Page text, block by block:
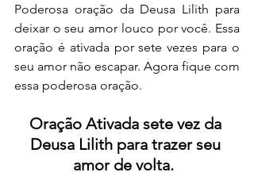
Poderosa oração da Deusa Lilith para
deixar o seu amor louco por você. Essa
oração é ativada por sete vezes para o
seu amor não escapar. Agora fique com
essa poderosa oração.
Oração Ativada sete vez da
Deusa Lilith para trazer seu
amor de volta.